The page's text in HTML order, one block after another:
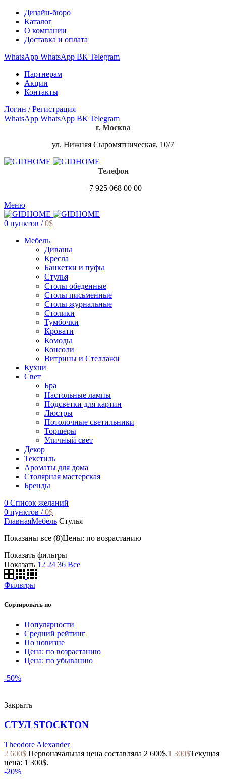
Дизайн-бюро
Каталог
О компании
Доставка и оплата
WhatsApp WhatsApp ВК Telegram
Партнерам
Акции
Контакты
Логин / Регистрация
WhatsApp WhatsApp ВК Telegram
г. Москва
ул. Нижняя Сыромятническая, 10/7
Телефон
+7 925 068 00 00
Меню
0 пунктов / 0$
Мебель
Диваны
Кресла
Банкетки и пуфы
Стулья
Столы обеденные
Столы письменные
Столы журнальные
Столики
Тумбочки
Кровати
Комоды
Консоли
Витрины и Стеллажи
Кухни
Свет
Бра
Настольные лампы
Подсветки для картин
Люстры
Потолочные светильники
Торшеры
Уличный свет
Декор
Текстиль
Ароматы для дома
Столярная мастерская
Бренды
0 Список желаний
0 пунктов / 0$
ГлавнаяМебель Стулья
Показаны все (8)Цены: по возрастанию
Показать фильтры
Показать 12 24 36 Все
Фильтры
Сортировать по
Популярности
Средний рейтинг
По новизне
Цена: по возрастанию
Цена: по убыванию
-50%
Закрыть
СТУЛ STOCKTON
Theodore Alexander
2 600$ Первоначальная цена составляла 2 600$.1 300$Текущая
цена: 1 300$.
-20%